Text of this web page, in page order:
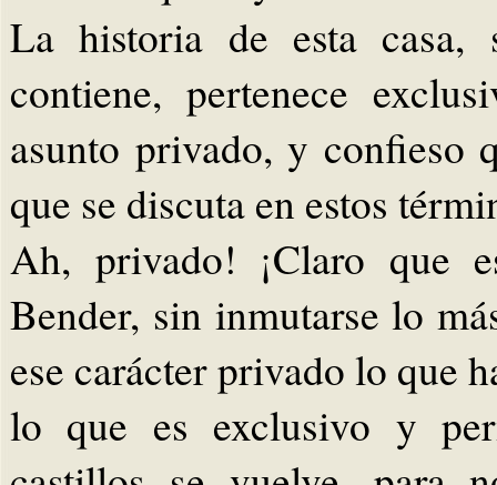
La historia de esta
contiene, pertenece
asunto privado, y confieso
que se discuta en estos
Ah, privado! ¡Claro que
Bender, sin inmutarse lo
ese carácter privado lo que
lo que es exclusivo y